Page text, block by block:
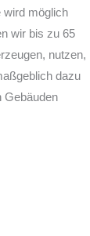
wird möglich
wir bis zu 65
nutzen,
dazu
Gebäuden